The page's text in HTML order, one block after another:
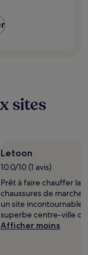
sites
Letoon
10.0/10 (1 avis)
Prêt à faire chauffer la
chaussures de marche
un site incontournable
superbe centre-ville
Afficher moins